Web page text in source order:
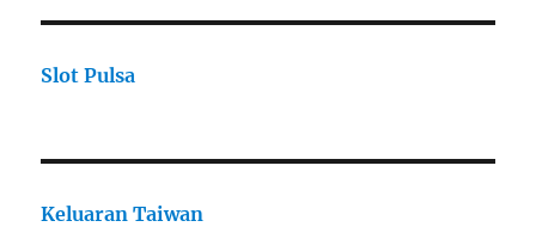
Slot Pulsa
Keluaran Taiwan